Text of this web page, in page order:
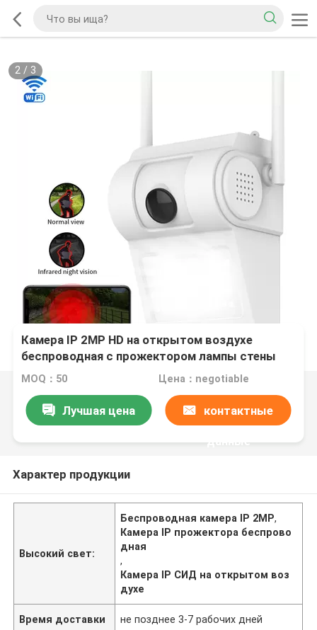
2/ 3
Камера IP 2MP HD на открытом воздухе
беспроводная с прожектором лампы стены
СИД
MOQ：50 Цена：negotiable
Лучшая цена контактные
данные
Характер продукции
Высокий свет:
Беспроводная камера IP 2MP,
Камера IP прожектора беспрово
дная
,
Камера IP СИД на открытом воз
духе
Время доставки не позднее 3-7 рабочих дней